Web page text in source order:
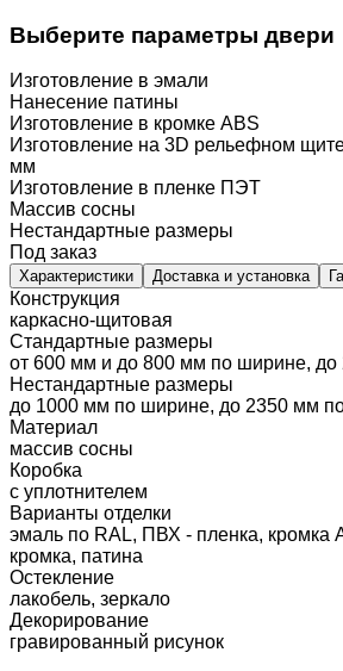
Выберите параметры двери
Изготовление в эмали
Нанесение патины
Изготовление в кромке ABS
Изготовление на 3D рельефном
мм
Изготовление в пленке ПЭТ
Массив сосны
Нестандартные размеры
Под заказ
Характеристики Доставка и установка
Конструкция
каркасно-щитовая
Стандартные размеры
от 600 мм и до 800 мм по ширине,
Нестандартные размеры
до 1000 мм по ширине, до 2350 мм
Материал
массив сосны
Коробка
с уплотнителем
Варианты отделки
эмаль по RAL, ПВХ - пленка, кромка
кромка, патина
Остекление
лакобель, зеркало
Декорирование
гравированный рисунок